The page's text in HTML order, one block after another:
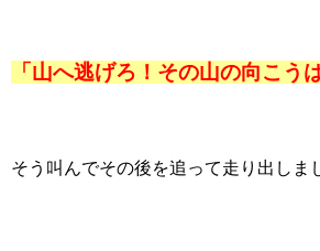
「山へ逃げろ！その山の向こう
そう叫んでその後を追って走り出しま